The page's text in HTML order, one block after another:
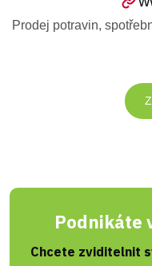
Prodej potravin,
Podnikáte
Chcete zviditelnit